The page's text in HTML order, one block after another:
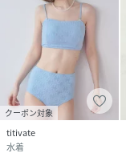
クーポン対象
titivate
水着